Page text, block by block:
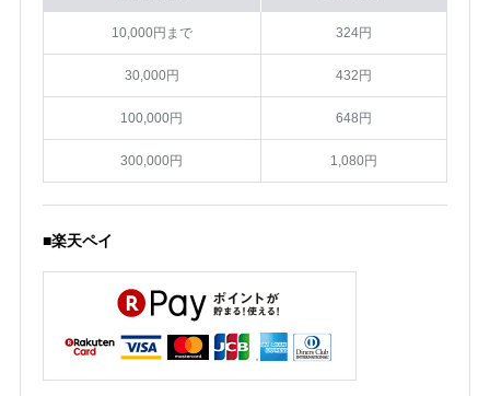
10,000円まで 324円
30,000円 432円
100,000円 648円
300,000円 1,080円
■楽天ペイ